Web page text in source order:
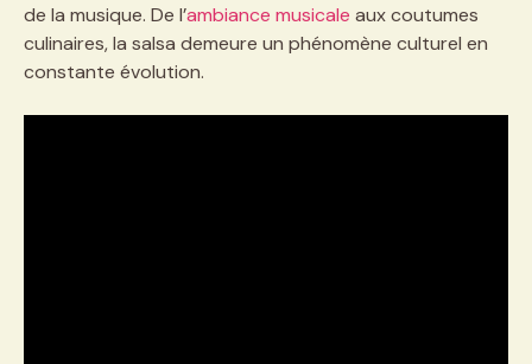
de la musique. De l’ambiance musicale aux coutumes
culinaires, la salsa demeure un phénomène culturel en
constante évolution.